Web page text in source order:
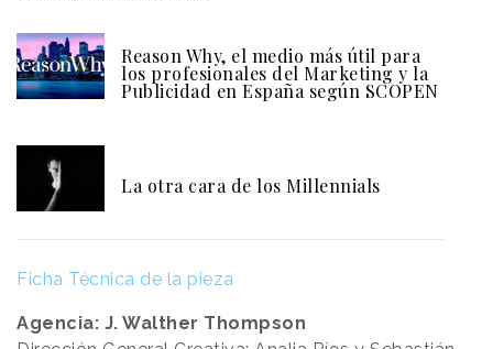
Reason Why, el medio más útil para
los profesionales del Marketing y la
Publicidad en España según SCOPEN
La otra cara de los Millennials
Ficha Técnica de la pieza
Agencia: J. Walther Thompson